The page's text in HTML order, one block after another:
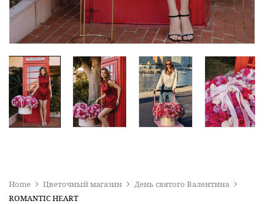
Home Цветочный магазин
День святого Валентина
ROMANTIC HEART